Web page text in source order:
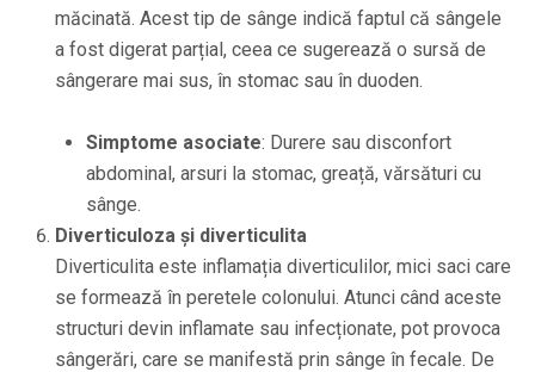
măcinată. Acest tip de sânge indică faptul că sângele
a fost digerat parțial, ceea ce sugerează o sursă de
sângerare mai sus, în stomac sau în duoden.
Simptome asociate: Durere sau disconfort
abdominal, arsuri la stomac, greață, vărsături cu
sânge.
Diverticuloza și diverticulita
Diverticulita este inflamația diverticulilor, mici saci care
se formează în peretele colonului. Atunci când aceste
structuri devin inflamate sau infecționate, pot provoca
sângerări, care se manifestă prin sânge în fecale. De